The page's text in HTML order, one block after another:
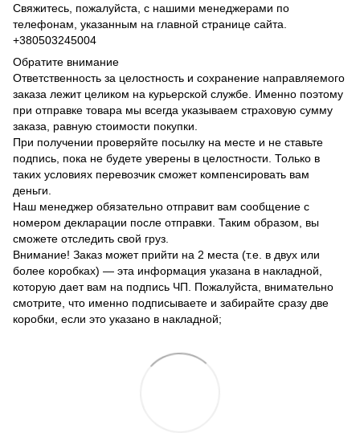
Свяжитесь, пожалуйста, с нашими менеджерами по
телефонам, указанным на главной странице сайта.
+380503245004
Обратите внимание
Ответственность за целостность и сохранение направляемого
заказа лежит целиком на курьерской службе. Именно поэтому
при отправке товара мы всегда указываем страховую сумму
заказа, равную стоимости покупки.
При получении проверяйте посылку на месте и не ставьте
подпись, пока не будете уверены в целостности. Только в
таких условиях перевозчик сможет компенсировать вам
деньги.
Наш менеджер обязательно отправит вам сообщение с
номером декларации после отправки. Таким образом, вы
сможете отследить свой груз.
Внимание! Заказ может прийти на 2 места (т.е. в двух или
более коробках) — эта информация указана в накладной,
которую дает вам на подпись ЧП. Пожалуйста, внимательно
смотрите, что именно подписываете и забирайте сразу две
коробки, если это указано в накладной;